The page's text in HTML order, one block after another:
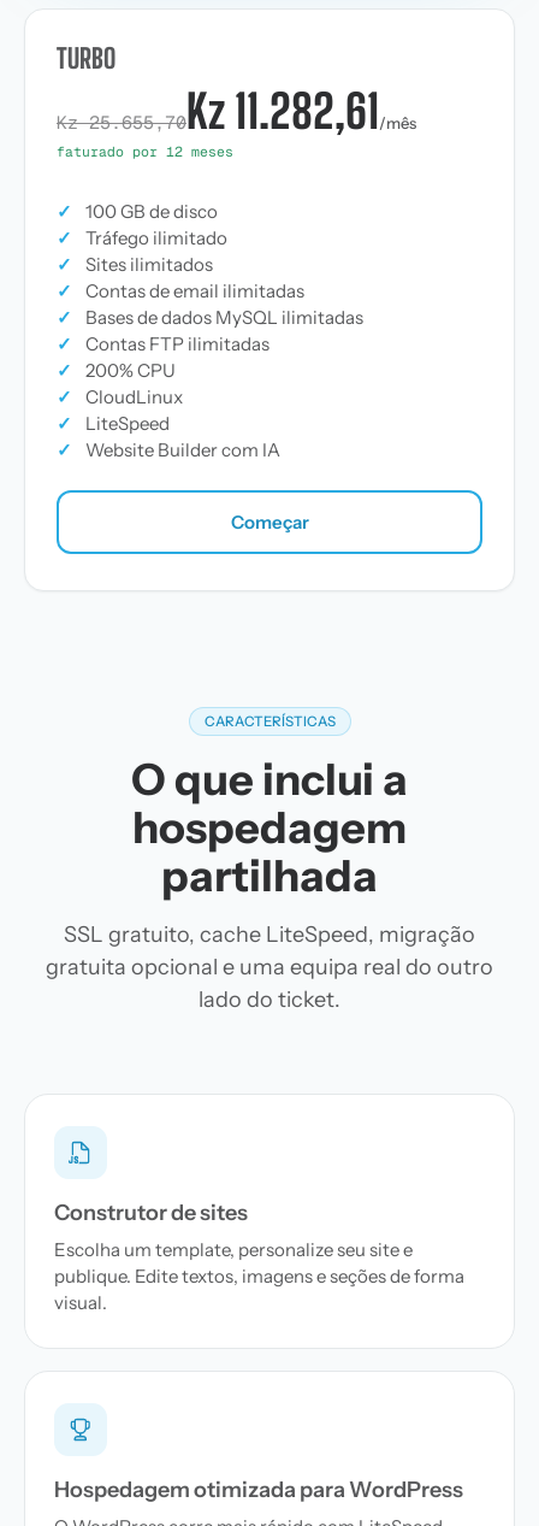
TURBO
Kz 25.655,70Kz 11.282,61/mês
faturado por 12 meses
✓
100 GB de disco
✓
Tráfego ilimitado
✓
Sites ilimitados
✓
Contas de email ilimitadas
✓
Bases de dados MySQL ilimitadas
✓
Contas FTP ilimitadas
✓
200% CPU
✓
CloudLinux
✓
LiteSpeed
✓
Website Builder com IA
Começar
CARACTERÍSTICAS
O que inclui a
hospedagem
partilhada
SSL gratuito, cache LiteSpeed, migração
gratuita opcional e uma equipa real do outro
lado do ticket.
Construtor de sites
Escolha um template, personalize seu site e
publique. Edite textos, imagens e seções de forma
visual.
Hospedagem otimizada para WordPress